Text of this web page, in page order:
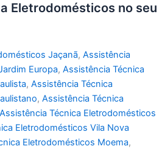
Eletrodomésticos no seu
Jaçanã, Assistência
Europa, Assistência Técnica
, Assistência Técnica
, Assistência Técnica
Assistência Técnica Eletrodomésticos
Eletrodomésticos Vila Nova
Eletrodomésticos Moema,